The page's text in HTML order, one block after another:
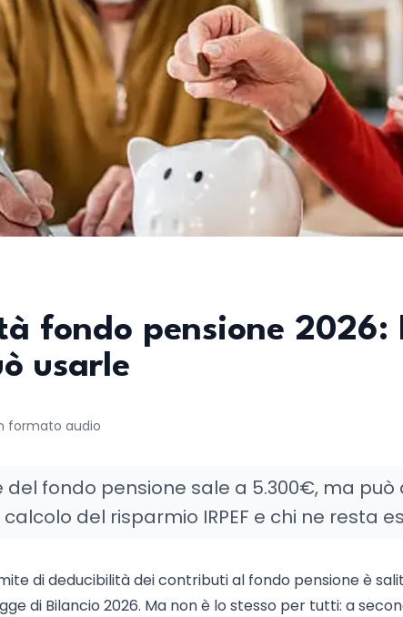
fondo pensione 2026:
usarle
formato audio
del fondo pensione sale a 5.300€, ma può
del risparmio IRPEF e chi ne resta
di deducibilità dei contributi al fondo pensione è
di Bilancio 2026. Ma non è lo stesso per tutti: a